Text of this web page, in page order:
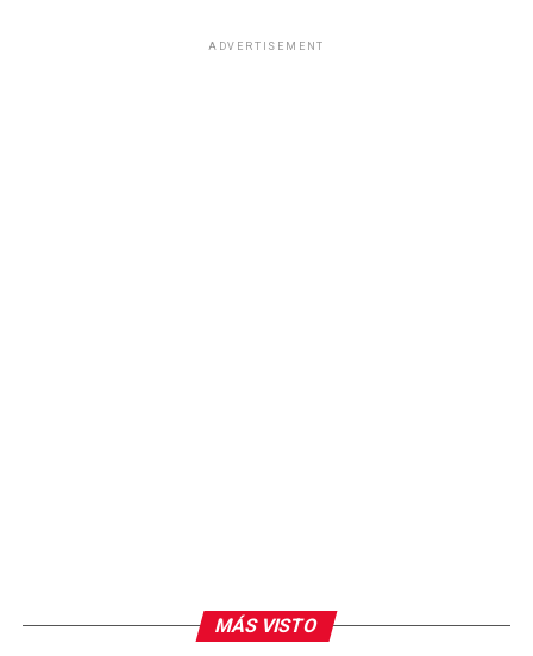
ADVERTISEMENT
MÁS VISTO